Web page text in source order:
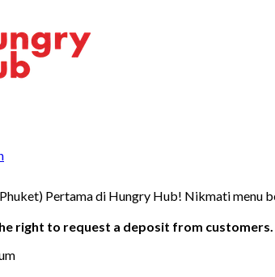
Pertama di Hungry Hub! Nikmati menu
right to request a deposit from